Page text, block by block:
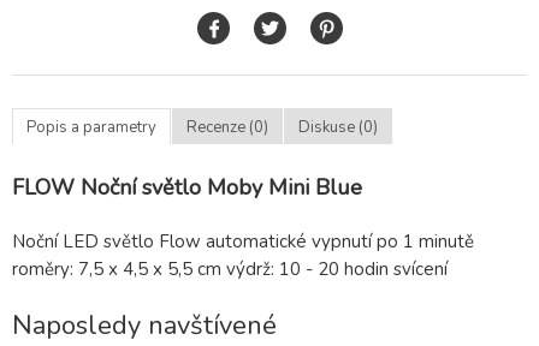
Popis a parametry Recenze (0) Diskuse (0)
FLOW Noční světlo Moby Mini Blue
Noční LED světlo Flow automatické vypnutí po 1 minutě
roměry: 7,5 x 4,5 x 5,5 cm výdrž: 10 - 20 hodin svícení
Naposledy navštívené